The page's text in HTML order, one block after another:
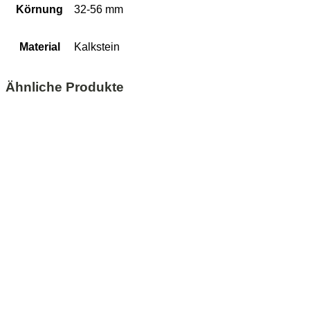
Körnung 32-56 mm
Material Kalkstein
Ähnliche Produkte